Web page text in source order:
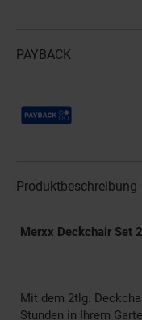
PAYBACK
Payback Punkte
Produktbeschreibung
Merxx Deckchair Set
Mit dem 2tlg.
Stunden in Ihrem